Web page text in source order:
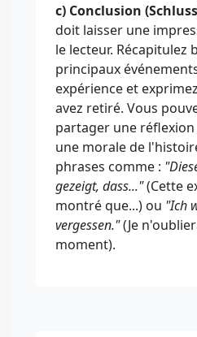
c) Conclusion
doit laisser une
le lecteur. Récapitulez
principaux
expérience et
avez retiré. Vous
partager une
une morale de
phrases comme :
gezeigt, dass..."(Cette
montré que...) ou "Ich
vergessen."(Je
moment).